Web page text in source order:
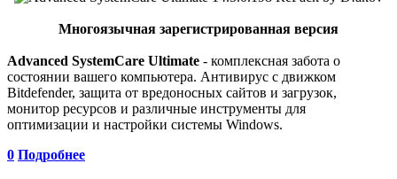
Многоязычная зарегистрированная версия
Advanced SystemCare Ultimate - комплексная забота о
состоянии вашего компьютера. Антивирус с движком
Bitdefender, защита от вредоносных сайтов и загрузок,
монитор ресурсов и различные инструменты для
оптимизации и настройки системы Windows.
0 Подробнее